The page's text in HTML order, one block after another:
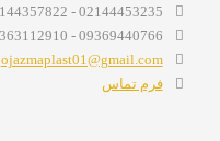
02144453235 - 02144357822 - 02146133754
09369440766 - 09363112910
ojazmaplast01@gmail.com
فرم تماس